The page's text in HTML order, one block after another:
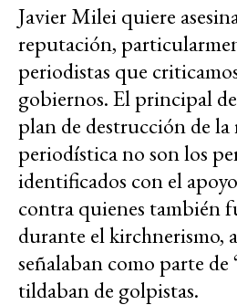
Javier Milei quiere
reputación,
periodistas que
gobiernos. El principal
plan de destrucción de
periodística no son los
identificados con el
contra quienes también
durante el kirchnerismo,
señalaban como parte de
tildaban de golpistas.